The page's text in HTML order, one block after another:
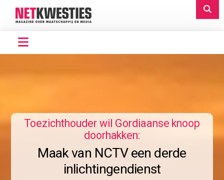
Toezichthouder wil Gordiaanse knoop
doorhakken:
Maak van NCTV een derde
inlichtingendienst